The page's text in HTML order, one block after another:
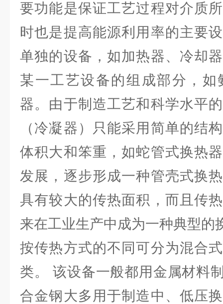
要功能是保证工艺过程对介质
时也是提高能源利用率的主要
单独的设备，如加热器、冷却
某一工艺设备的组成部分，
器。由于制造工艺和科学水平
（冷凝器）只能采用简单的结
体积大和笨重，如蛇管式换热
发展，逐步形成一种管壳式换
具有较大的传热面积，而且传
来在工业生产中成为一种典型的
按传热方式的不同可分为混合
类。 该设备一般都用金属材料
合金钢大多用于制造中、低压